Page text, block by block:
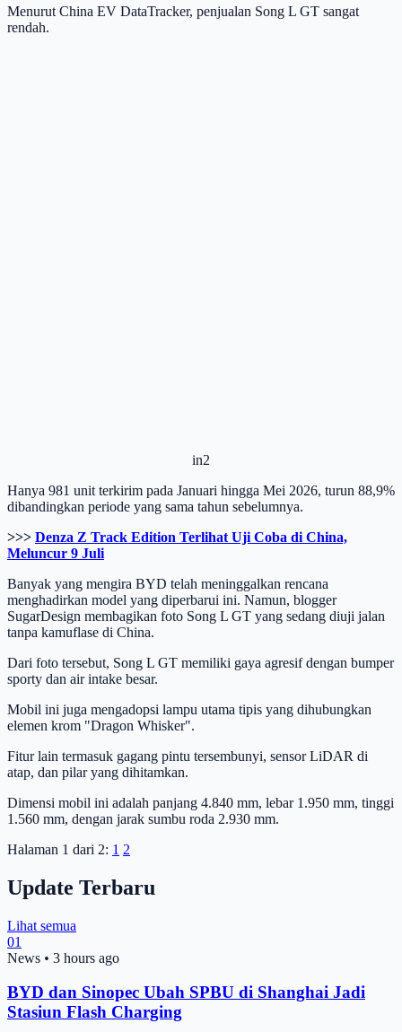
Menurut China EV DataTracker, penjualan Song L GT sangat
rendah.
in2
Hanya 981 unit terkirim pada Januari hingga Mei 2026, turun 88,9%
dibandingkan periode yang sama tahun sebelumnya.
>>> Denza Z Track Edition Terlihat Uji Coba di China,
Meluncur 9 Juli
Banyak yang mengira BYD telah meninggalkan rencana
menghadirkan model yang diperbarui ini. Namun, blogger
SugarDesign membagikan foto Song L GT yang sedang diuji jalan
tanpa kamuflase di China.
Dari foto tersebut, Song L GT memiliki gaya agresif dengan bumper
sporty dan air intake besar.
Mobil ini juga mengadopsi lampu utama tipis yang dihubungkan
elemen krom "Dragon Whisker".
Fitur lain termasuk gagang pintu tersembunyi, sensor LiDAR di
atap, dan pilar yang dihitamkan.
Dimensi mobil ini adalah panjang 4.840 mm, lebar 1.950 mm, tinggi
1.560 mm, dengan jarak sumbu roda 2.930 mm.
Halaman 1 dari 2: 1 2
Update Terbaru
Lihat semua
01
News • 3 hours ago
BYD dan Sinopec Ubah SPBU di Shanghai Jadi
Stasiun Flash Charging